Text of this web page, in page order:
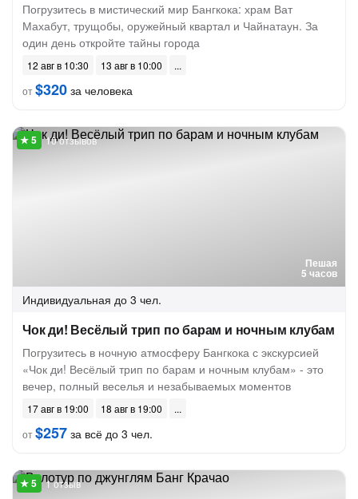
Погрузитесь в мистический мир Бангкока: храм Ват
Махабут, трущобы, оружейный квартал и Чайнатаун. За
один день откройте тайны города
12 авг в 10:30
13 авг в 10:00
от$320 за человека
Пешая
5 часов
10 отзывов
Индивидуальная до 3 чел.
Чок ди! Весёлый трип по барам и ночным клубам
Погрузитесь в ночную атмосферу Бангкока с экскурсией
«Чок ди! Весёлый трип по барам и ночным клубам» - это
вечер, полный веселья и незабываемых моментов
17 авг в 19:00
18 авг в 19:00
от$257 за всё до 3 чел.
1 отзыв